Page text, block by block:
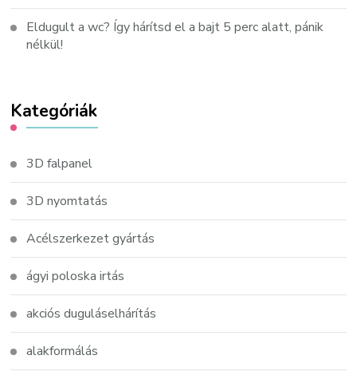
Eldugult a wc? Így hárítsd el a bajt 5 perc alatt, pánik
nélkül!
Kategóriák
3D falpanel
3D nyomtatás
Acélszerkezet gyártás
ágyi poloska irtás
akciós duguláselhárítás
alakformálás